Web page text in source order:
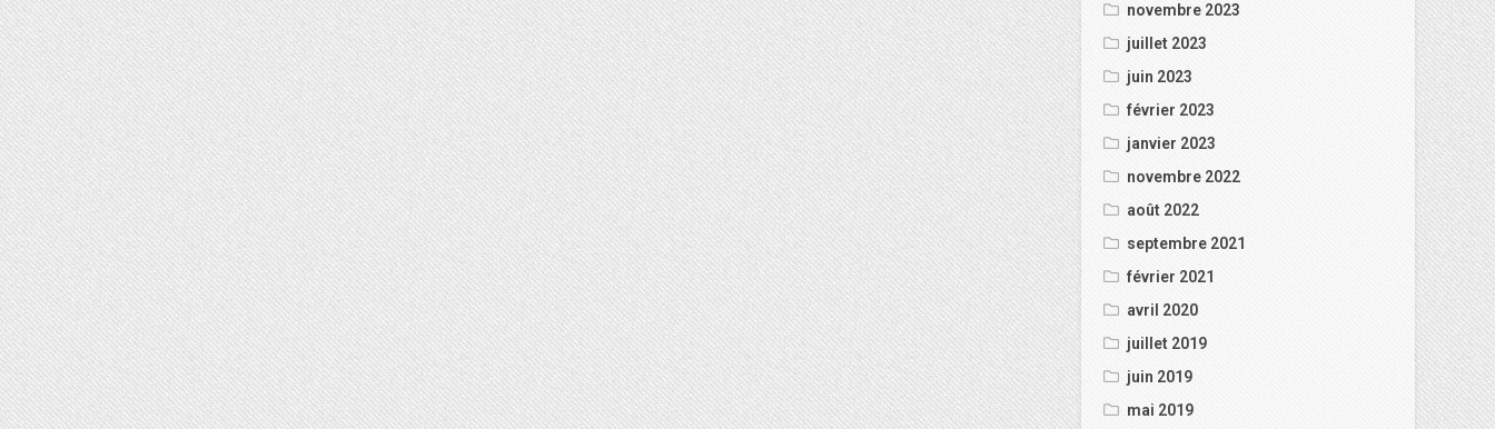
novembre 2023
juillet 2023
juin 2023
février 2023
janvier 2023
novembre 2022
août 2022
septembre 2021
février 2021
avril 2020
juillet 2019
juin 2019
mai 2019